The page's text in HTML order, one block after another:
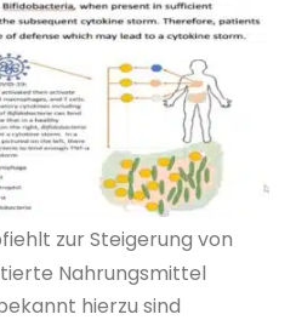
zur Steigerung von
Nahrungsmittel
hierzu sind